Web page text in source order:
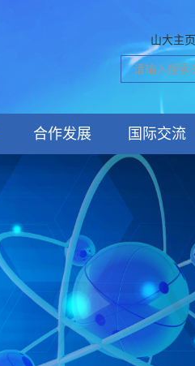
山大主页
合作发展 国际交流